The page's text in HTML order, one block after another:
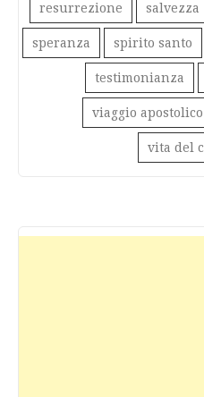
resurrezione salvezza
speranza spirito santo
testimonianza
viaggio apostolico
vita del